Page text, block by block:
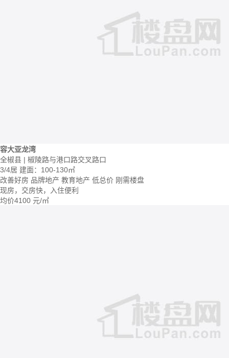
容大亚龙湾
全椒县 | 椒陵路与港口路交叉路口
3/4居 建面：100-130㎡
改善好房 品牌地产 教育地产 低总价 刚需楼盘
现房，交房快，入住便利
均价4100 元/㎡